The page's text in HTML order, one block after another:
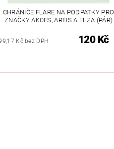
CHRÁNIČE FLARE NA PODPATKY PRO
ZNAČKY AKCES, ARTIS A ELZA (PÁR)
Kč bez DPH 120 Kč